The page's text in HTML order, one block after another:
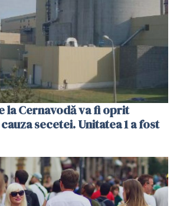
la Cernavodă va fi oprit
secetei. Unitatea 1 a fost